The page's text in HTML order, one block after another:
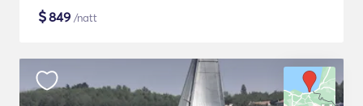
$849 /natt